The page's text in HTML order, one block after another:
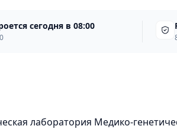
сегодня в 08:00
лаборатория Медико-